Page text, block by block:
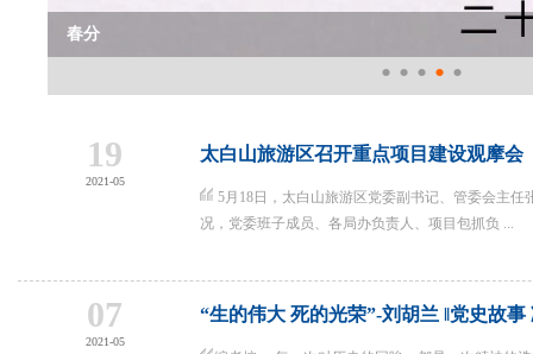
春分
• • • • •
19
2021-05
太白山旅游区召开重点项目建设观摩会
5月18日，太白山旅游区党委副书记、管委会主
况，党委班子成员、各局办负责人、项目包抓负 ...
07
2021-05
“生的伟大 死的光荣”-刘胡兰 ‖党史故